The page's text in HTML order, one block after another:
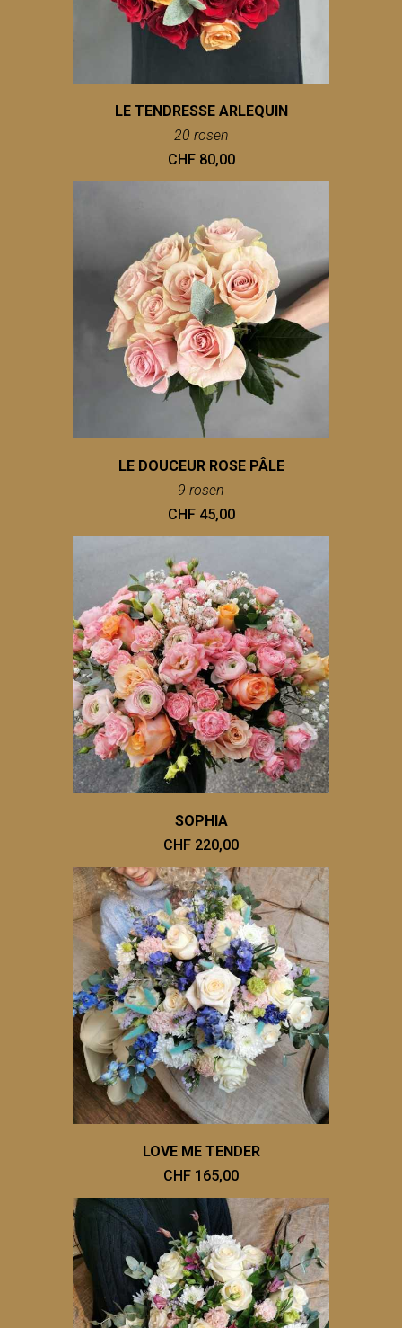
LE TENDRESSE ARLEQUIN
20 rosen
CHF 80,00
LE DOUCEUR ROSE PÂLE
9 rosen
CHF 45,00
SOPHIA
CHF 220,00
LOVE ME TENDER
CHF 165,00